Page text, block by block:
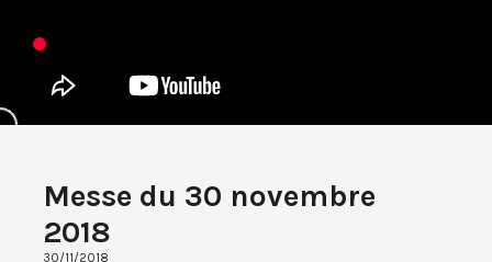
Messe du 30 novembre
2018
30/11/2018